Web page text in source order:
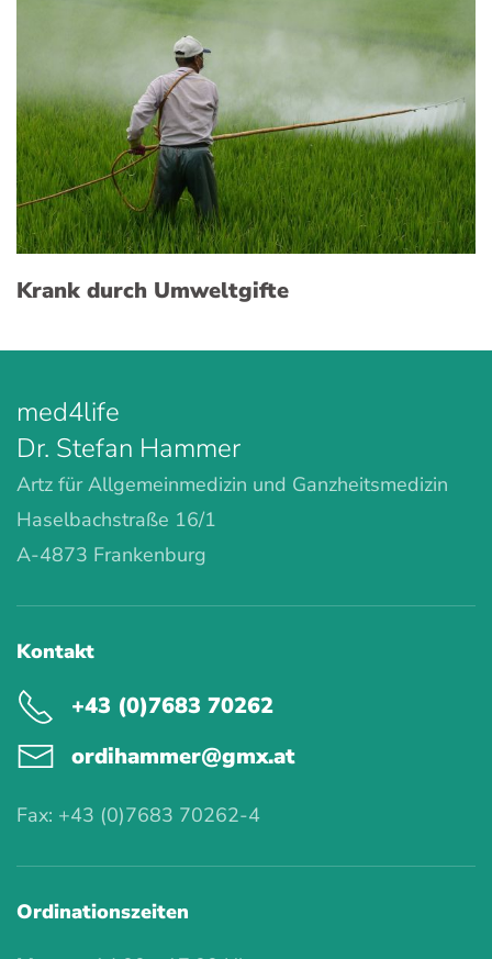
Krank durch Umweltgifte
med4life
Dr. Stefan Hammer
Artz für Allgemeinmedizin und Ganzheitsmedizin
Haselbachstraße 16/1
A-4873 Frankenburg
Kontakt
+43 (0)7683 70262
ordihammer@gmx.at
Fax: +43 (0)7683 70262-4
Ordinationszeiten